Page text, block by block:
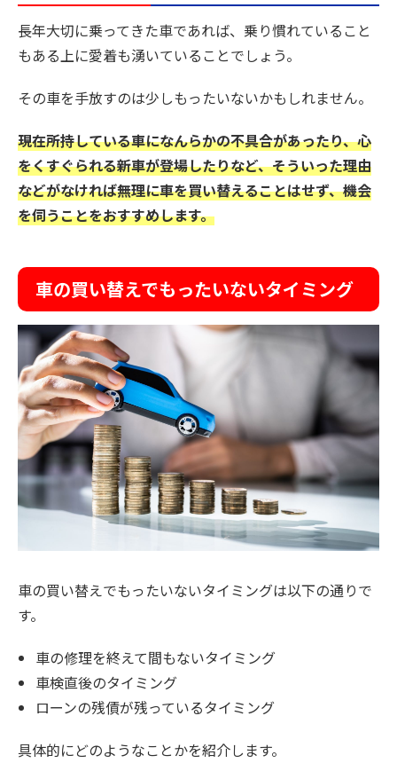
長年大切に乗ってきた車であれば、乗り慣れていること
もある上に愛着も湧いていることでしょう。
その車を手放すのは少しもったいないかもしれません。
現在所持している車になんらかの不具合があったり、心
をくすぐられる新車が登場したりなど、そういった理由
などがなければ無理に車を買い替えることはせず、機会
を伺うことをおすすめします。
車の買い替えでもったいないタイミング
車の買い替えでもったいないタイミングは以下の通りで
す。
車の修理を終えて間もないタイミング
車検直後のタイミング
ローンの残債が残っているタイミング
具体的にどのようなことかを紹介します。